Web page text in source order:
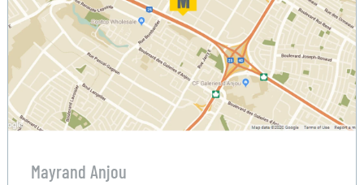
Mayrand Anjou